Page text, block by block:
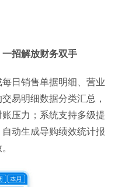
招解放财务双手
日销售单据明细、营业
易明细数据分类汇总，
压力；系统支持多级提
动生成导购绩效统计报